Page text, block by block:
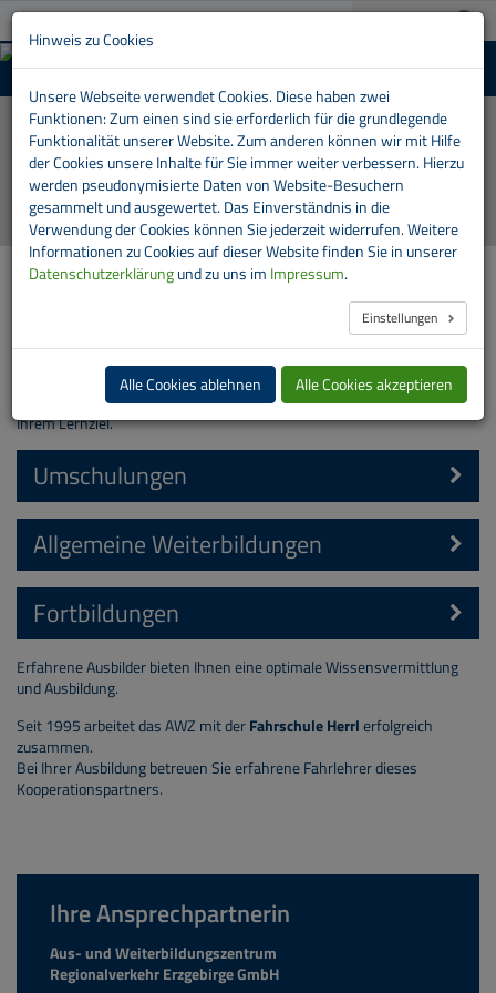
03733 151-0 A+
MENU
Automatische
Bilder-
Show
stoppen
Aus- und Weiterbildungszentrum der RVE
Unser Portfolio
Unser Aus- und Weiterbildungszentrum bietet zahlreiche
Fortbildung. Erfahrene Ausbilder bieten Ihnen eine optimale
Wissensvermittlung, begleiten Ihren Lernprozess und bringen Sie zu
Ihrem Lernziel.
Umschulungen
Derzeit führen wir die
Umschulung zum Beruf:
Berufskraftfahrer/in Güter- oder
Aus- und Weiterbildungszentrum
durch.
Allgemeine Weiterbildungen
Kfz-Mechatroniker/in
Baumaschinenbediener / Erdbaumaschinen
Ladungssicherung für Nutzfahrzeuge
Kranführerausbildung (Lade-, Auto- und Turmdrehkran)
Gabelstaplerfahrerausbildung
Perfektionierung Lkw/Bus
Fortbildungen
Termine werden auf Anfrage angeboten.
Erfahrene Ausbilder bieten Ihnen eine optimale Wissensvermittlung
und Ausbildung.
Seit 1995 arbeitet das AWZ mit derFahrschule Herrlerfolgreich
zusammen.
Bei Ihrer Ausbildung betreuen Sie erfahrene Fahrlehrer dieses
Kooperationspartners.
Ihre Ansprechpartnerin
Aus- und Weiterbildungszentrum
Regionalverkehr Erzgebirge GmbH
Hinweis zu Cookies
Unsere Webseite verwendet Cookies. Diese haben zwei
Funktionen: Zum einen sind sie erforderlich für die grundlegende
Funktionalität unserer Website. Zum anderen können wir mit Hilfe
der Cookies unsere Inhalte für Sie immer weiter verbessern. Hierzu
werden pseudonymisierte Daten von Website-Besuchern
gesammelt und ausgewertet. Das Einverständnis in die
Verwendung der Cookies können Sie jederzeit widerrufen. Weitere
Informationen zu Cookies auf dieser Website finden Sie in unserer
Datenschutzerklärungund zu uns im Impressum.
Einstellungen
Alle Cookies ablehnen Alle Cookies akzeptieren